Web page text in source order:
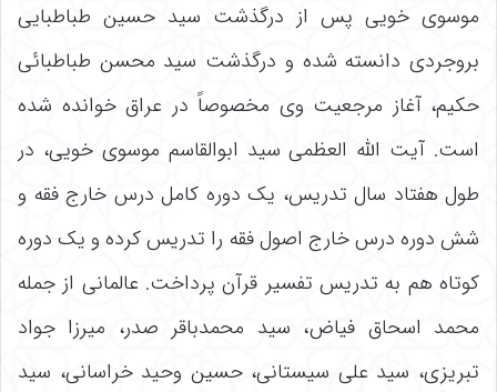
موسوی خویی پس از درگذشت سید حسین طباطبایی
بروجردی دانسته شده و درگذشت سید محسن طباطبائی
حکیم، آغاز مرجعیت وی مخصوصاً در عراق خوانده شده
است. آیت الله العظمی سید ابوالقاسم موسوی خویی، در
طول هفتاد سال تدریس، یک دوره کامل درس خارج فقه و
شش دوره درس خارج اصول فقه را تدریس کرده و یک دوره
کوتاه هم به تدریس تفسیر قرآن پرداخت. عالمانی از جمله
محمد اسحاق فیاض، سید محمدباقر صدر، میرزا جواد
تبریزی، سید علی سیستانی، حسین وحید خراسانی، سید